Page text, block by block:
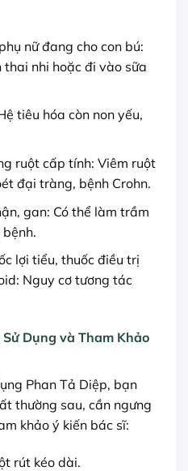
nữ đang cho con bú:
thai nhi hoặc đi vào sữa
tiêu hóa còn non yếu,
ruột cấp tính: Viêm ruột
đại tràng, bệnh Crohn.
gan: Có thể làm trầm
lợi tiểu, thuốc điều trị
Nguy cơ tương tác
Dụng và Tham Khảo
Phan Tả Diệp, bạn
thường sau, cần ngưng
khảo ý kiến bác sĩ:
rút kéo dài.